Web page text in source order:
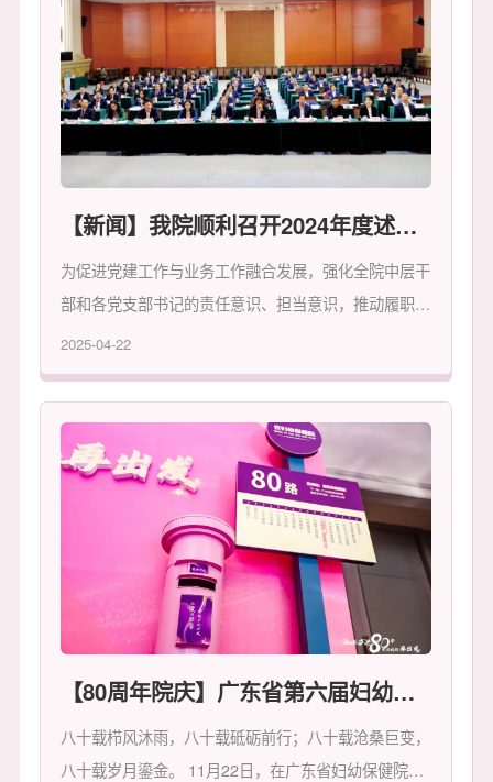
【新闻】我院顺利召开2024年度述职述廉暨党支部书记抓基层党建工作述职评议考核会
为促进党建工作与业务工作融合发展，强化全院中层干
部和各党支部书记的责任意识、担当意识，推动履职尽
责，全面回顾总结2024年工作、谋划推动2025年重点
工作，我院于1月3日在天河院区召开了2024年度述职
述廉暨党支部书记抓基层党建工作述职评议考核会议。
院党政领导班子成员以及全体中层干部、党支部书记参
加了会议，会议由朱颖贤副书记主持。
2025-04-22
【80周年院庆】广东省第六届妇幼健康传播创新能力培训班暨广东省妇幼保健院建院80周年活动在广州顺利举办
八十载栉风沐雨，八十载砥砺前行；八十载沧桑巨变，
八十载岁月鎏金。 11月22日，在广东省妇幼保健院建